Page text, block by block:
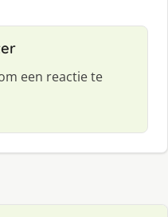
een reactie te